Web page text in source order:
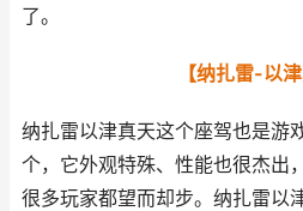
了。
【纳扎雷-以津
纳扎雷以津真天这个座驾也是游
个，它外观特殊、性能也很杰出
很多玩家都望而却步。纳扎雷以